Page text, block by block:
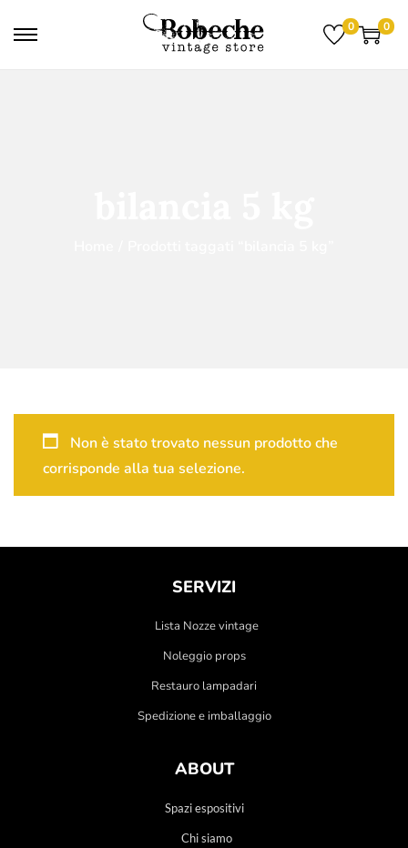
0 0
Non è stato trovato nessun prodotto che
corrisponde alla tua selezione.
SERVIZI
Lista Nozze vintage
Noleggio props
Restauro lampadari
Spedizione e imballaggio
ABOUT
Spazi espositivi
Chi siamo